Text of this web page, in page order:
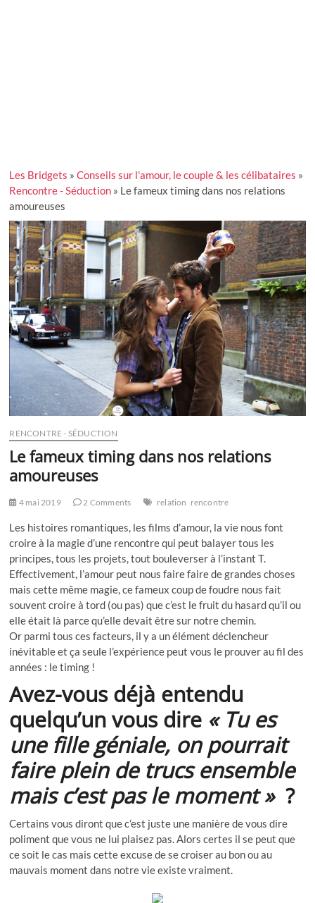
Les Bridgets »Conseils sur l'amour, le couple & les célibataires »
Rencontre - Séduction » Le fameux timing dans nos relations
amoureuses
RENCONTRE - SÉDUCTION
Le fameux timing dans nos relations
amoureuses
4 mai 2019 2 Comments relation rencontre
Les histoires romantiques, les films d’amour, la vie nous font
croire à la magie d’une rencontre qui peut balayer tous les
principes, tous les projets, tout bouleverser à l’instant T.
Effectivement, l’amour peut nous faire faire de grandes choses
mais cette même magie, ce fameux coup de foudre nous fait
souvent croire à tord (ou pas) que c’est le fruit du hasard qu’il ou
elle était là parce qu’elle devait être sur notre chemin.
Or parmi tous ces facteurs, il y a un élément déclencheur
inévitable et ça seule l’expérience peut vous le prouver au fil des
années : le timing !
Avez-vous déjà entendu
quelqu’un vous dire « Tu es
une fille géniale, on pourrait
faire plein de trucs ensemble
mais c’est pas le moment »?
Certains vous diront que c’est juste une manière de vous dire
poliment que vous ne lui plaisez pas. Alors certes il se peut que
ce soit le cas mais cette excuse de se croiser au bon ou au
mauvais moment dans notre vie existe vraiment.